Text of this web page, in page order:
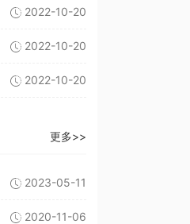
2022-10-20
2022-10-20
2022-10-20
更多>>
2023-05-11
2020-11-06